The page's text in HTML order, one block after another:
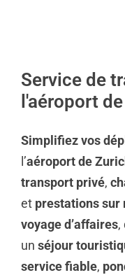
Service de
l'aéroport
Simplifiez vos
l’aéroport de
transport privé,
et prestations sur
voyage d’affaires,
un séjour
service fiable,